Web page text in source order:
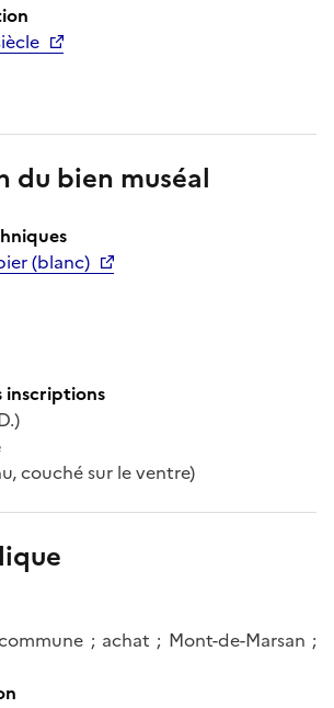
du bien muséal
(blanc)
inscriptions
couché sur le ventre)
; achat ; Mont-de-Marsan ;